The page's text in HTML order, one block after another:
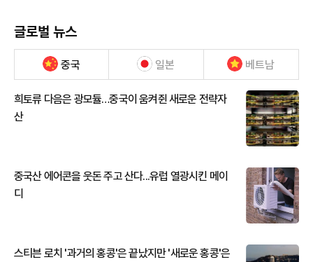
글로벌 뉴스
중국 일본 베트남
희토류 다음은 광모듈…중국이 움켜쥔 새로운 전략자
산
중국산 에어콘을 웃돈 주고 산다...유럽 열광시킨 메이
디
스티븐 로치 '과거의 홍콩'은 끝났지만 '새로운 홍콩'은